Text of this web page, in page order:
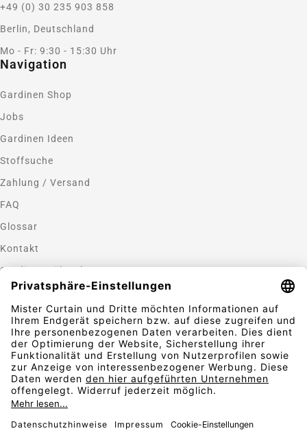
+49 (0) 30 235 903 858
Berlin, Deutschland
Mo - Fr: 9:30 - 15:30 Uhr
Navigation
Gardinen Shop
Jobs
Gardinen Ideen
Stoffsuche
Zahlung / Versand
FAQ
Glossar
Kontakt
Gardinen nähen lassen
Zahlungsmethoden
Sicherheit